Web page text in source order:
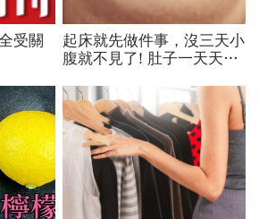
受關
起床就先做件事，沒三天小
腹就不見了! 肚子一天天變